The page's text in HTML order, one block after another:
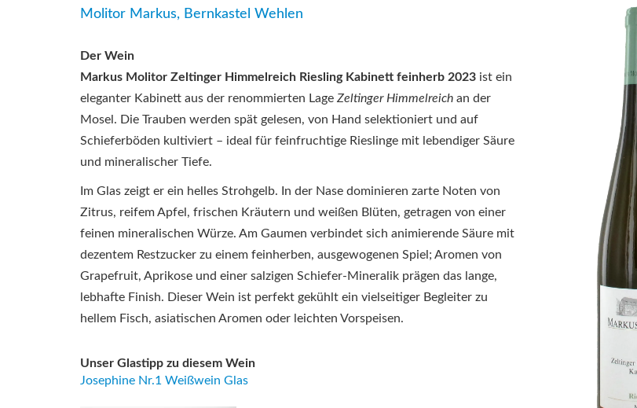
Molitor Markus, Bernkastel Wehlen
Der Wein
Markus Molitor Zeltinger Himmelreich Riesling Kabinett feinherb 2023 ist ein
eleganter Kabinett aus der renommierten Lage Zeltinger Himmelreich an der
Mosel. Die Trauben werden spät gelesen, von Hand selektioniert und auf
Schieferböden kultiviert – ideal für feinfruchtige Rieslinge mit lebendiger Säure
und mineralischer Tiefe.
Im Glas zeigt er ein helles Strohgelb. In der Nase dominieren zarte Noten von
Zitrus, reifem Apfel, frischen Kräutern und weißen Blüten, getragen von einer
feinen mineralischen Würze. Am Gaumen verbindet sich animierende Säure mit
dezentem Restzucker zu einem feinherben, ausgewogenen Spiel; Aromen von
Grapefruit, Aprikose und einer salzigen Schiefer-Mineralik prägen das lange,
lebhafte Finish. Dieser Wein ist perfekt gekühlt ein vielseitiger Begleiter zu
hellem Fisch, asiatischen Aromen oder leichten Vorspeisen.
Unser Glastipp zu diesem Wein
Josephine Nr.1 Weißwein Glas